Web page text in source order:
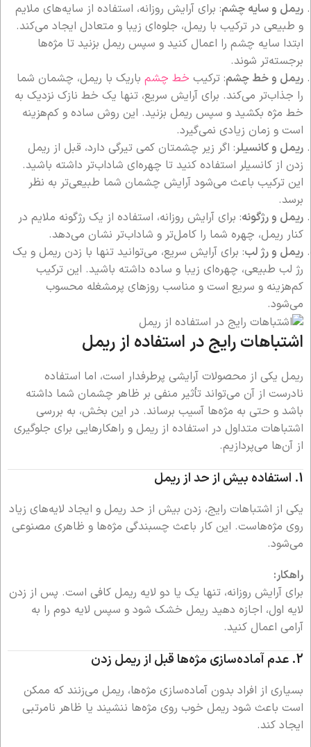
ریمل و سایه چشم: برای آرایش روزانه، استفاده از سایه‌های ملایم
و طبیعی در ترکیب با ریمل، جلوه‌ای زیبا و متعادل ایجاد می‌کند.
ابتدا سایه چشم را اعمال کنید و سپس ریمل بزنید تا مژه‌ها
برجسته‌تر شوند.
ریمل و خط چشم: ترکیب خط چشم باریک با ریمل، چشمان شما
را جذاب‌تر می‌کند. برای آرایش سریع، تنها یک خط نازک نزدیک به
خط مژه بکشید و سپس ریمل بزنید. این روش ساده و کم‌هزینه
است و زمان زیادی نمی‌گیرد.
ریمل و کانسیلر: اگر زیر چشمتان کمی تیرگی دارد، قبل از ریمل
زدن از کانسیلر استفاده کنید تا چهره‌ای شاداب‌تر داشته باشید.
این ترکیب باعث می‌شود آرایش چشمان شما طبیعی‌تر به نظر
برسد.
ریمل و رژگونه: برای آرایش روزانه، استفاده از یک رژگونه ملایم در
کنار ریمل، چهره شما را کامل‌تر و شاداب‌تر نشان می‌دهد.
ریمل و رژ لب: برای آرایش سریع، می‌توانید تنها با زدن ریمل و یک
رژ لب طبیعی، چهره‌ای زیبا و ساده داشته باشید. این ترکیب
کم‌هزینه و سریع است و مناسب روزهای پرمشغله محسوب
می‌شود.
اشتباهات رایج در استفاده از ریمل
ریمل یکی از محصولات آرایشی پرطرفدار است، اما استفاده
نادرست از آن می‌تواند تأثیر منفی بر ظاهر چشمان شما داشته
باشد و حتی به مژه‌ها آسیب برساند. در این بخش، به بررسی
اشتباهات متداول در استفاده از ریمل و راهکارهایی برای جلوگیری
از آن‌ها می‌پردازیم.
1. استفاده بیش از حد از ریمل
یکی از اشتباهات رایج، زدن بیش از حد ریمل و ایجاد لایه‌های زیاد
روی مژه‌هاست. این کار باعث چسبندگی مژه‌ها و ظاهری مصنوعی
می‌شود.
راهکار:
برای آرایش روزانه، تنها یک یا دو لایه ریمل کافی است. پس از زدن
لایه اول، اجازه دهید ریمل خشک شود و سپس لایه دوم را به
آرامی اعمال کنید.
2. عدم آماده‌سازی مژه‌ها قبل از ریمل زدن
بسیاری از افراد بدون آماده‌سازی مژه‌ها، ریمل می‌زنند که ممکن
است باعث شود ریمل خوب روی مژه‌ها ننشیند یا ظاهر نامرتبی
ایجاد کند.